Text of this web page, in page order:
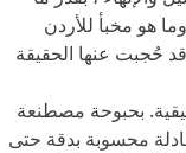
هو مخبأ للأردن
قد حُجبت عنها الحقيقة
بحبوحة مصطنعة
محسوبة بدقة حتى